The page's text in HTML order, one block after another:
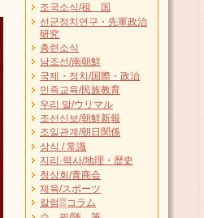
조국소식/祖 国
선군정치연구・先軍政治
研究
총련소식
남조선/南朝鮮
국제・정치/国際・政治
민족교육/民族教育
우리 말/ウリマル
조선신보/朝鮮新報
조일관계/朝日関係
상식 / 常識
지리·력사/地理・歴史
청상회/青商会
체육/スポーツ
칼럼▒コラム